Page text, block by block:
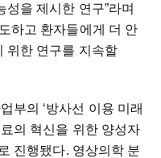
성을 제시한 연구”라며
하고 환자들에게 더 안
위한 연구를 지속할
부의 ‘방사선 이용 미래
의 혁신을 위한 양성자
진행됐다. 영상의학 분